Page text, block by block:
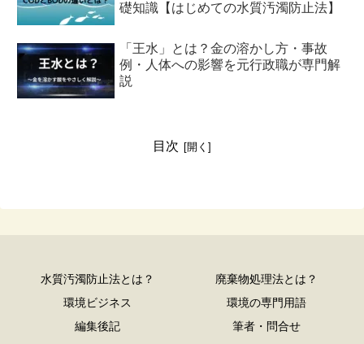
礎知識【はじめての水質汚濁防止法】
「王水」とは？金の溶かし方・事故
例・人体への影響を元行政職が専門解
説
目次
水質汚濁防止法とは？
廃棄物処理法とは？
環境ビジネス
環境の専門用語
編集後記
筆者・問合せ